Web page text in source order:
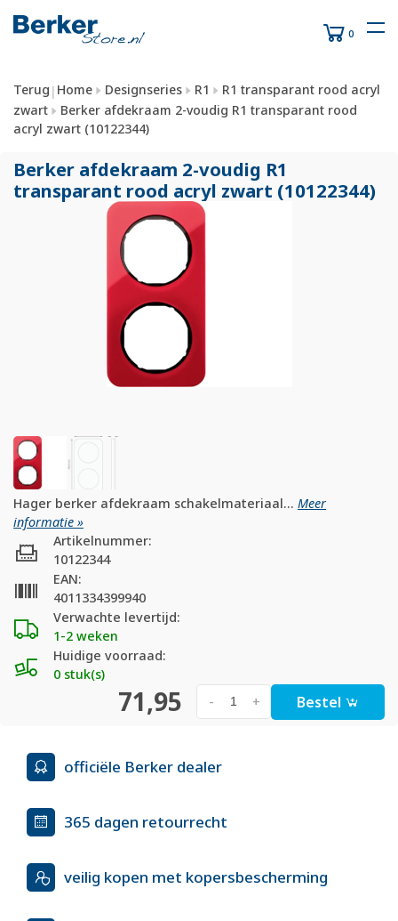
0
Terug | Home Designseries R1
R1 transparant rood acryl
zwart
Berker afdekraam 2-voudig R1 transparant rood
acryl zwart (10122344)
Berker afdekraam 2-voudig R1
transparant rood acryl zwart (10122344)
Hager berker afdekraam schakelmateriaal... Meer
informatie »
Verwachte levertijd:
1-2 weken
Huidige voorraad:
0 stuk(s)
Artikelnummer:
10122344
EAN:
4011334399940
71,95 +
- Bestel
officiële Berker dealer
365 dagen retourrecht
veilig kopen met kopersbescherming